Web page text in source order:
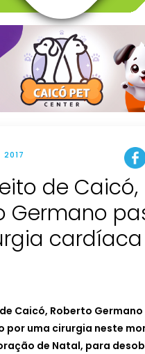
2017
de Caicó,
Germano
Caicó, Roberto Germano
por uma cirurgia neste
de Natal, para